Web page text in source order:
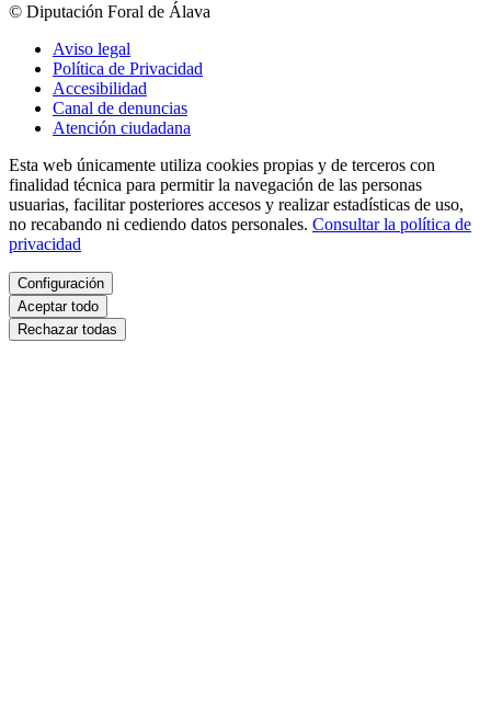
© Diputación Foral de Álava
Aviso legal
Política de Privacidad
Accesibilidad
Canal de denuncias
Atención ciudadana
Esta web únicamente utiliza cookies propias y de terceros con
finalidad técnica para permitir la navegación de las personas
usuarias, facilitar posteriores accesos y realizar estadísticas de uso,
no recabando ni cediendo datos personales. Consultar la política de
privacidad
Configuración
Aceptar todo
Rechazar todas